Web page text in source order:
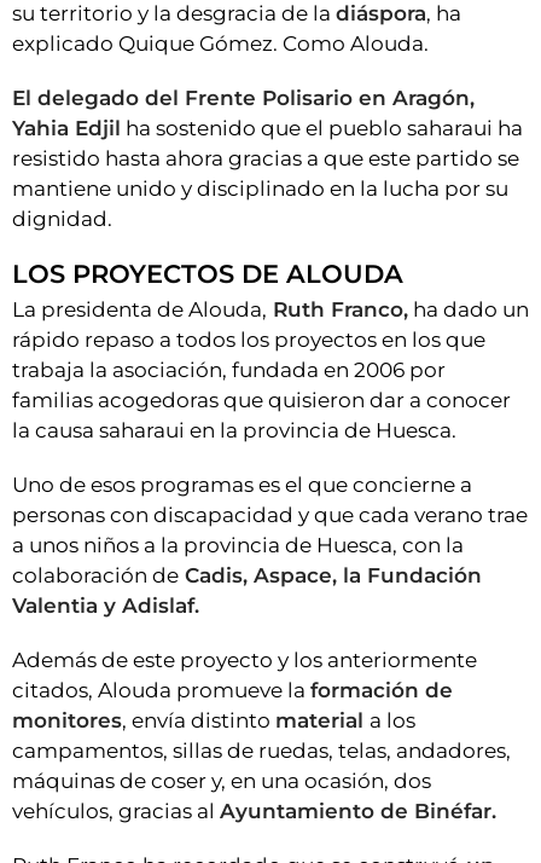
su territorio y la desgracia de la diáspora, ha
explicado Quique Gómez. Como Alouda.
El delegado del Frente Polisario en Aragón,
Yahia Edjil ha sostenido que el pueblo saharaui ha
resistido hasta ahora gracias a que este partido se
mantiene unido y disciplinado en la lucha por su
dignidad.
LOS PROYECTOS DE ALOUDA
La presidenta de Alouda, Ruth Franco, ha dado un
rápido repaso a todos los proyectos en los que
trabaja la asociación, fundada en 2006 por
familias acogedoras que quisieron dar a conocer
la causa saharaui en la provincia de Huesca.
Uno de esos programas es el que concierne a
personas con discapacidad y que cada verano trae
a unos niños a la provincia de Huesca, con la
colaboración de Cadis, Aspace, la Fundación
Valentia y Adislaf.
Además de este proyecto y los anteriormente
citados, Alouda promueve la formación de
monitores, envía distinto material a los
campamentos, sillas de ruedas, telas, andadores,
máquinas de coser y, en una ocasión, dos
vehículos, gracias al Ayuntamiento de Binéfar.